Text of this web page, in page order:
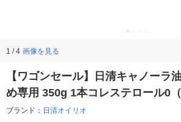
1 / 4 画像を見る
【ワゴンセール】日清キャノーラ
め専用 350g 1本コレステロール0（
ブランド： 日清オイリオ